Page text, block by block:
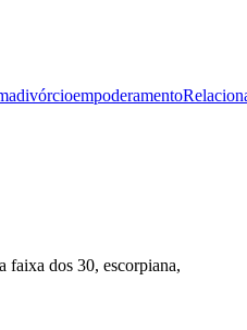
divórcioempoderamento
faixa dos 30, escorpiana,